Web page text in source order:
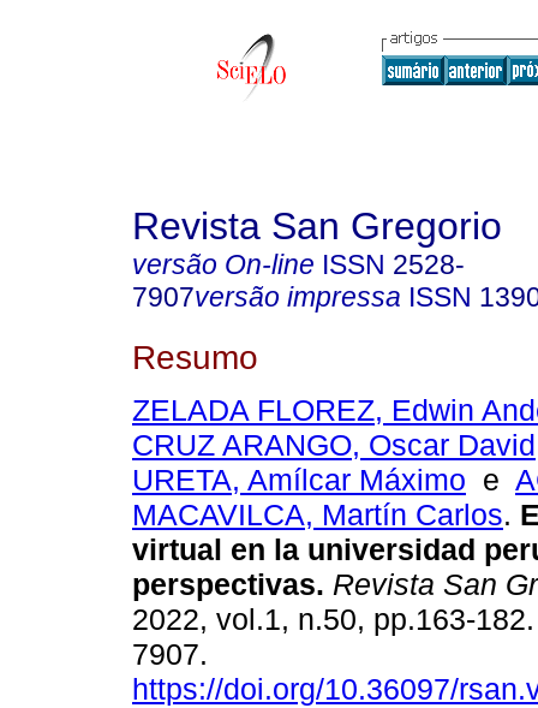
Revista San Gregorio
versão On-line ISSN 2528-
7907versão impressa ISSN
Resumo
ZELADA FLOREZ, Edwin
CRUZ ARANGO, Oscar David
URETA, Amílcar Máximo e
MACAVILCA, Martín Carlos.
virtual en la universidad
perspectivas. Revista San
2022, vol.1, n.50, pp.163-
7907.
https://doi.org/10.36097/